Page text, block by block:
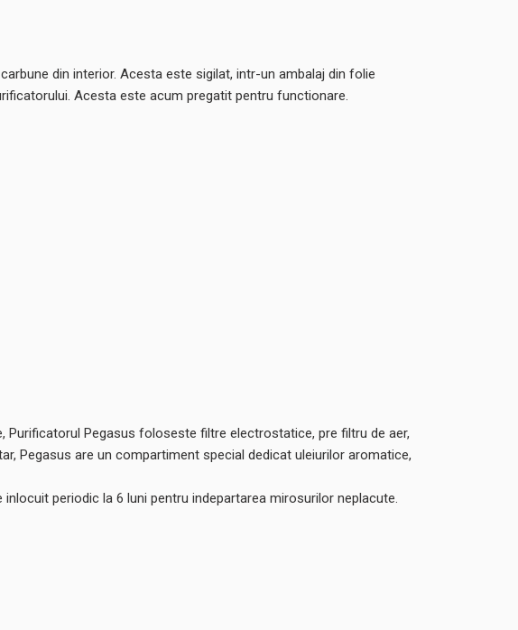
din interior. Acesta este sigilat, intr-un ambalaj din folie
Acesta este acum pregatit pentru functionare.
Purificatorul Pegasus foloseste filtre electrostatice, pre filtru de aer,
Pegasus are un compartiment special dedicat uleiurilor aromatice,
periodic la 6 luni pentru indepartarea mirosurilor neplacute.